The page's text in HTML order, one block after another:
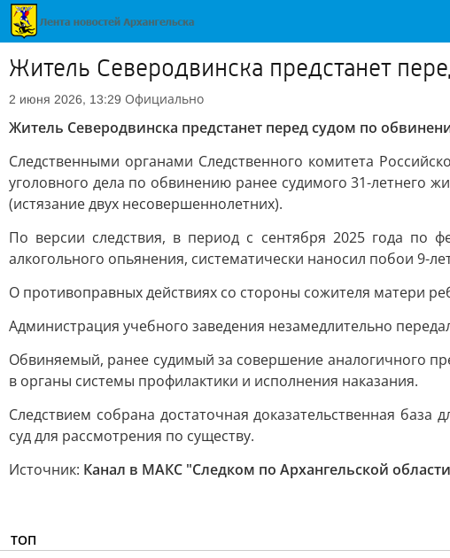
Житель Северодвинска предстанет
2 июня 2026, 13:29 Официально
Житель Северодвинска предстанет перед судом по
Следственными органами Следственного комитета
уголовного дела по обвинению ранее судимого 31-летнего
(истязание двух несовершеннолетних).
По версии следствия, в период с сентября 2025 года по
алкогольного опьянения, систематически наносил побои 9-
О противоправных действиях со стороны сожителя матери
Администрация учебного заведения незамедлительно
Обвиняемый, ранее судимый за совершение аналогичного
в органы системы профилактики и исполнения наказания.
Следствием собрана достаточная доказательственная
суд для рассмотрения по существу.
Источник: Канал в МАКС "Следком по Архангельской
ТОП